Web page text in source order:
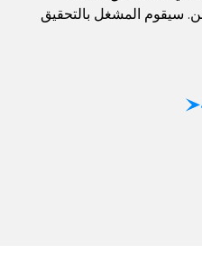
سيقوم المشغل بالتحقيق